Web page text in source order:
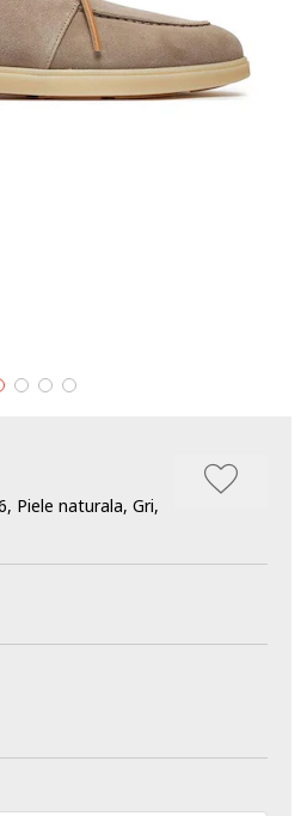
Piele naturala, Gri,